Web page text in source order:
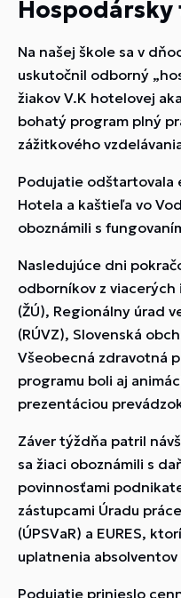
Hospodársky
Na našej škole sa v
uskutočnil odborný
žiakov V.K hotelovej
bohatý program plný
zážitkového
Podujatie odštartovala
Hotela a kaštieľa vo
oboznámili s
Nasledujúce dni
odborníkov z
(ŽÚ), Regionálny úrad
(RÚVZ), Slovenská
Všeobecná zdravotná
programu boli aj
prezentáciou
Záver týždňa patril
sa žiaci oboznámili s
povinnosťami
zástupcami Úradu
(ÚPSVaR) a EURES,
uplatnenia absolventov
Podujatie prinieslo